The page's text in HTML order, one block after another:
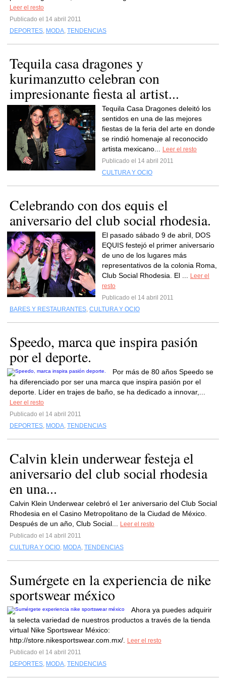
Leer el resto
Publicado el 14 abril 2011
DEPORTES, MODA, TENDENCIAS
Tequila casa dragones y
kurimanzutto celebran con
impresionante fiesta al artist...
Tequila Casa Dragones deleitó los
sentidos en una de las mejores
fiestas de la feria del arte en donde
se rindió homenaje al reconocido
artista mexicano...
Leer el resto
Publicado el 14 abril 2011
CULTURA Y OCIO
Celebrando con dos equis el
aniversario del club social rhodesia.
El pasado sábado 9 de abril, DOS
EQUIS festejó el primer aniversario
de uno de los lugares más
representativos de la colonia Roma,
Club Social Rhodesia. El ...
Leer el
resto
Publicado el 14 abril 2011
BARES Y RESTAURANTES, CULTURA Y OCIO
Speedo, marca que inspira pasión
por el deporte.
Por más de 80 años Speedo se
ha diferenciado por ser una marca que inspira pasión por el
deporte. Líder en trajes de baño, se ha dedicado a innovar,...
Leer el resto
Publicado el 14 abril 2011
DEPORTES, MODA, TENDENCIAS
Calvin klein underwear festeja el
aniversario del club social rhodesia
en una...
Calvin Klein Underwear celebró el 1er aniversario del Club Social
Rhodesia en el Casino Metropolitano de la Ciudad de México.
Después de un año, Club Social...
Leer el resto
Publicado el 14 abril 2011
CULTURA Y OCIO, MODA, TENDENCIAS
Sumérgete en la experiencia de nike
sportswear méxico
Ahora ya puedes adquirir
la selecta variedad de nuestros productos a través de la tienda
virtual Nike Sportswear México:
http://store.nikesportswear.com.mx/.
Leer el resto
Publicado el 14 abril 2011
DEPORTES, MODA, TENDENCIAS